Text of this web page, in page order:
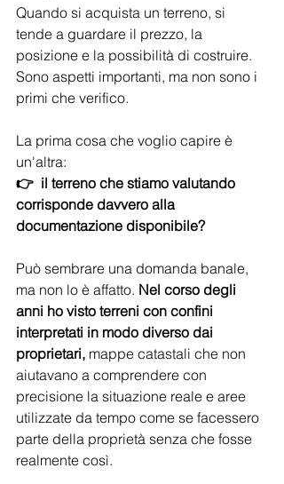
Quando si acquista un terreno, si
tende a guardare il prezzo, la
posizione e la possibilità di costruire.
Sono aspetti importanti, ma non sono i
primi che verifico.
La prima cosa che voglio capire è
un'altra:
👉  il terreno che stiamo valutando
corrisponde davvero alla
documentazione disponibile?
Può sembrare una domanda banale,
ma non lo è affatto. Nel corso degli
anni ho visto terreni con confini
interpretati in modo diverso dai
proprietari, mappe catastali che non
aiutavano a comprendere con
precisione la situazione reale e aree
utilizzate da tempo come se facessero
parte della proprietà senza che fosse
realmente così.